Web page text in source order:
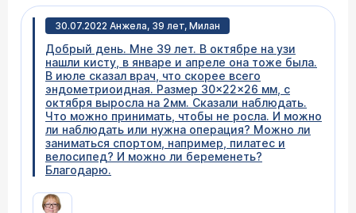
30.07.2022 Анжела, 39 лет, Милан
Добрый день. Мне 39 лет. В октябре на узи
нашли кисту, в январе и апреле она тоже была.
В июле сказал врач, что скорее всего
эндометриоидная. Размер 30×22×26 мм, с
октября выросла на 2мм. Сказали наблюдать.
Что можно принимать, чтобы не росла. И можно
ли наблюдать или нужна операция? Можно ли
заниматься спортом, например, пилатес и
велосипед? И можно ли беременеть?
Благодарю.